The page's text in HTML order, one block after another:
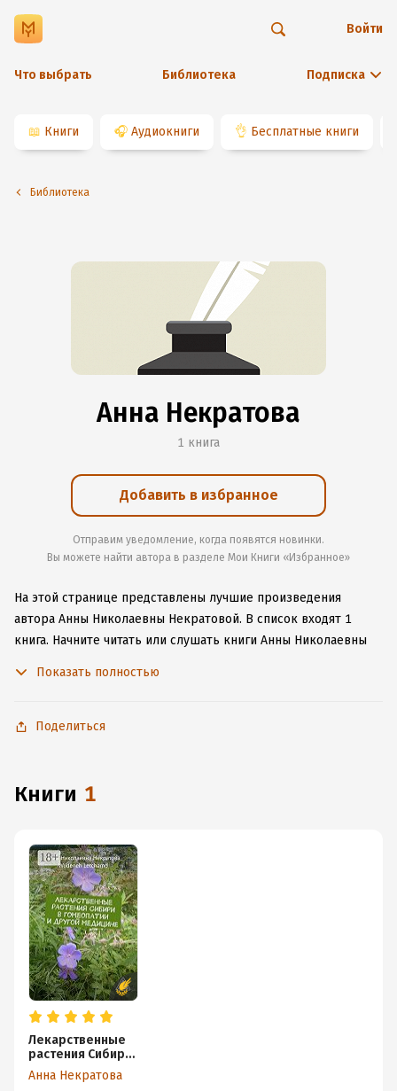
Что выбрать Библиотека Подписка
Войти
📖 Книги 🎧 Аудиокниги 👌 Бесплатные книги
Библиотека
Анна Некратова
1 книга
Добавить в избранное
Отправим уведомление, когда появятся новинки.
Вы можете найти автора в разделе Мои Книги «Избранное»
На этой странице представлены лучшие произведения
автора Анны Николаевны Некратовой. В список входят 1
книга. Начните читать или слушать книги Анны Николаевны
к интернету.
Показать полностью
Поделиться
книги 1
Лекарственные
растения Сибири
в гомеопатии и
другой медицине
Анна Некратова